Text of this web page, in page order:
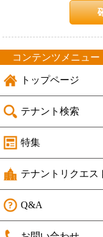
コンテンツメニュー
トップページ
テナント検索
特集
テナントリクエス
Q&A